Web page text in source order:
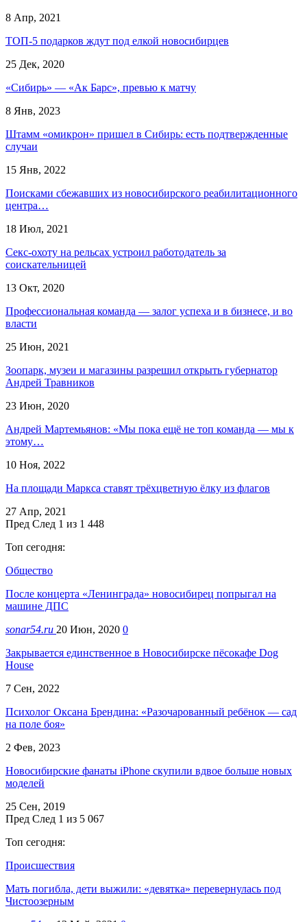
8 Апр, 2021
ТОП-5 подарков ждут под елкой новосибирцев
25 Дек, 2020
«Сибирь» — «Ак Барс», превью к матчу
8 Янв, 2023
Штамм «омикрон» пришел в Сибирь: есть подтвержденные
случаи
15 Янв, 2022
Поисками сбежавших из новосибирского реабилитационного
центра…
18 Июл, 2021
Секс-охоту на рельсах устроил работодатель за
соискательницей
13 Окт, 2020
Профессиональная команда — залог успеха и в бизнесе, и во
власти
25 Июн, 2021
Зоопарк, музеи и магазины разрешил открыть губернатор
Андрей Травников
23 Июн, 2020
Андрей Мартемьянов: «Мы пока ещё не топ команда — мы к
этому…
10 Ноя, 2022
На площади Маркса ставят трёхцветную ёлку из флагов
27 Апр, 2021
Пред След 1 из 1 448
Топ сегодня:
Общество
После концерта «Ленинграда» новосибирец попрыгал на
машине ДПС
sonar54.ru 20 Июн, 2020 0
Закрывается единственное в Новосибирске пёсокафе Dog
House
7 Сен, 2022
Психолог Оксана Брендина: «Разочарованный ребёнок — сад
на поле боя»
2 Фев, 2023
Новосибирские фанаты iPhone скупили вдвое больше новых
моделей
25 Сен, 2019
Пред След 1 из 5 067
Топ сегодня:
Происшествия
Мать погибла, дети выжили: «девятка» перевернулась под
Чистоозерным